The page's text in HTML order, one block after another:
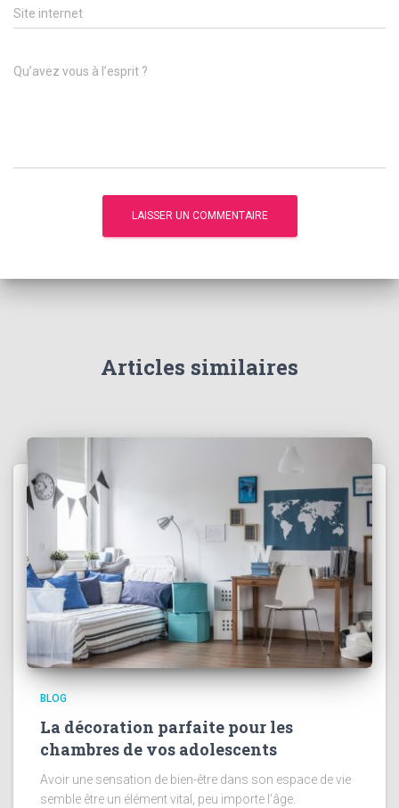
Site internet
Qu’avez vous à l’esprit ?
Articles similaires
BLOG
La décoration parfaite pour les
chambres de vos adolescents
Avoir une sensation de bien-être dans son espace de vie
semble être un élément vital, peu importe l’âge.